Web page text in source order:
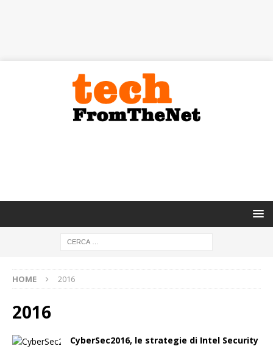
HOME 2016
2016
CyberSec2016, le strategie di Intel Security